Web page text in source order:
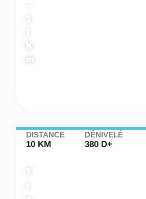
2
K
m
DISTANCE
10 KM
DÉNIVELÉ
380 D+